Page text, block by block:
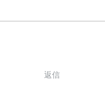
返信